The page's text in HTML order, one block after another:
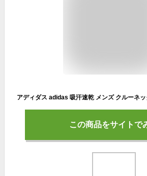
この商品をサイトで